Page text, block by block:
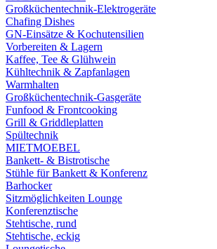
Großküchentechnik-Elektrogeräte
Chafing Dishes
GN-Einsätze & Kochutensilien
Vorbereiten & Lagern
Kaffee, Tee & Glühwein
Kühltechnik & Zapfanlagen
Warmhalten
Großküchentechnik-Gasgeräte
Funfood & Frontcooking
Grill & Griddleplatten
Spültechnik
MIETMOEBEL
Bankett- & Bistrotische
Stühle für Bankett & Konferenz
Barhocker
Sitzmöglichkeiten Lounge
Konferenztische
Stehtische, rund
Stehtische, eckig